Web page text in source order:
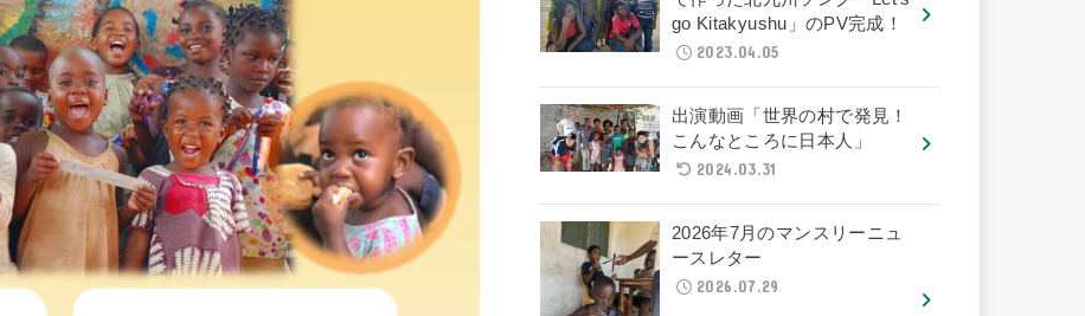
go Kitakyushu」のPV完成！
2023.04.05
出演動画「世界の村で発見！
こんなところに日本人」
2024.03.31
2026年7月のマンスリーニュ
ースレター
2026.07.29